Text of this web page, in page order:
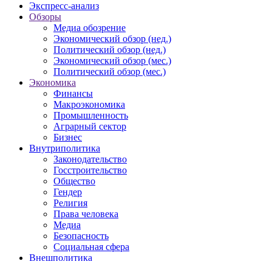
Экспресс-анализ
Обзоры
Медиа обозрение
Экономический обзор (нед.)
Политический обзор (нед.)
Экономический обзор (мес.)
Политический обзор (мес.)
Экономика
Финансы
Макроэкономика
Промышленность
Аграрный сектор
Бизнес
Внутриполитика
Законодательство
Госстроительство
Общество
Гендер
Религия
Права человека
Медиа
Безопасность
Социальная сфера
Внешполитика